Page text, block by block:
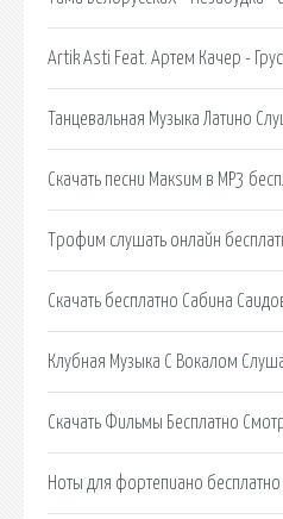
Artik Asti Feat. Артем Качер -
Танцевальная Музыка Латино
Скачать песни Макsим в MP3
Трофим слушать онлайн
Скачать бесплатно Сабина
Клубная Музыка С Вокалом
Скачать Фильмы Бесплатно
Ноты для фортепиано бесплатно